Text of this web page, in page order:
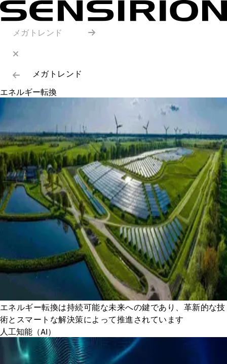
メガトレンド
メガトレンド
エネルギー転換
エネルギー転換は持続可能な未来への鍵であり、革新的な技
術とスマートな解決策によって推進されています
人工知能（AI）